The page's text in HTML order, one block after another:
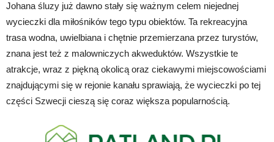
Johana śluzy już dawno stały się ważnym celem niejednej
wycieczki dla miłośników tego typu obiektów. Ta rekreacyjna
trasa wodna, uwielbiana i chętnie przemierzana przez turystów,
znana jest też z malowniczych akweduktów. Wszystkie te
atrakcje, wraz z piękną okolicą oraz ciekawymi miejscowościami
znajdującymi się w rejonie kanału sprawiają, że wycieczki po tej
części Szwecji cieszą się coraz większa popularnością.